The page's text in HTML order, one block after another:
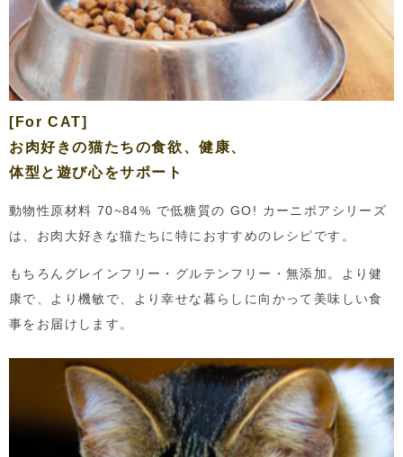
[For CAT]
お肉好きの猫たちの食欲、健康、
体型と遊び心をサポート
動物性原材料 70~84% で低糖質の GO! カーニボアシリーズ
は、お肉大好きな猫たちに特におすすめのレシピです。
もちろんグレインフリー・グルテンフリー・無添加。より健
康で、より機敏で、より幸せな暮らしに向かって美味しい食
事をお届けします。